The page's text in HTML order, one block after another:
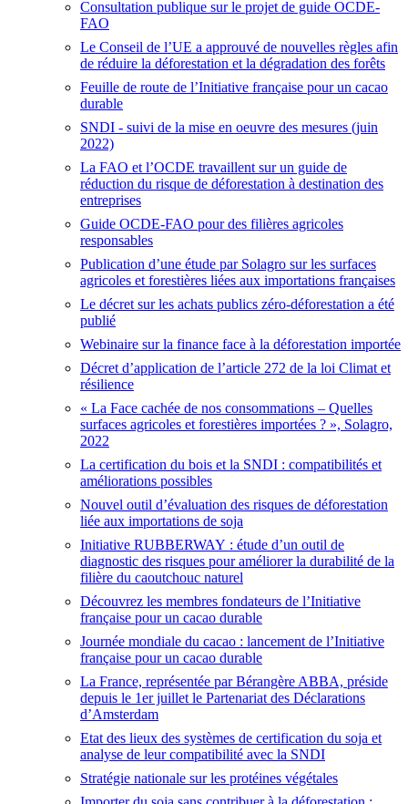
Consultation publique sur le projet de guide OCDE-
FAO
Le Conseil de l’UE a approuvé de nouvelles règles afin
de réduire la déforestation et la dégradation des forêts
Feuille de route de l’Initiative française pour un cacao
durable
SNDI - suivi de la mise en oeuvre des mesures (juin
2022)
La FAO et l’OCDE travaillent sur un guide de
réduction du risque de déforestation à destination des
entreprises
Guide OCDE-FAO pour des filières agricoles
responsables
Publication d’une étude par Solagro sur les surfaces
agricoles et forestières liées aux importations françaises
Le décret sur les achats publics zéro-déforestation a été
publié
Webinaire sur la finance face à la déforestation importée
Décret d’application de l’article 272 de la loi Climat et
résilience
« La Face cachée de nos consommations – Quelles
surfaces agricoles et forestières importées ? », Solagro,
2022
La certification du bois et la SNDI : compatibilités et
améliorations possibles
Nouvel outil d’évaluation des risques de déforestation
liée aux importations de soja
Initiative RUBBERWAY : étude d’un outil de
diagnostic des risques pour améliorer la durabilité de la
filière du caoutchouc naturel
Découvrez les membres fondateurs de l’Initiative
française pour un cacao durable
Journée mondiale du cacao : lancement de l’Initiative
française pour un cacao durable
La France, représentée par Bérangère ABBA, préside
depuis le 1er juillet le Partenariat des Déclarations
d’Amsterdam
Etat des lieux des systèmes de certification du soja et
analyse de leur compatibilité avec la SNDI
Stratégie nationale sur les protéines végétales